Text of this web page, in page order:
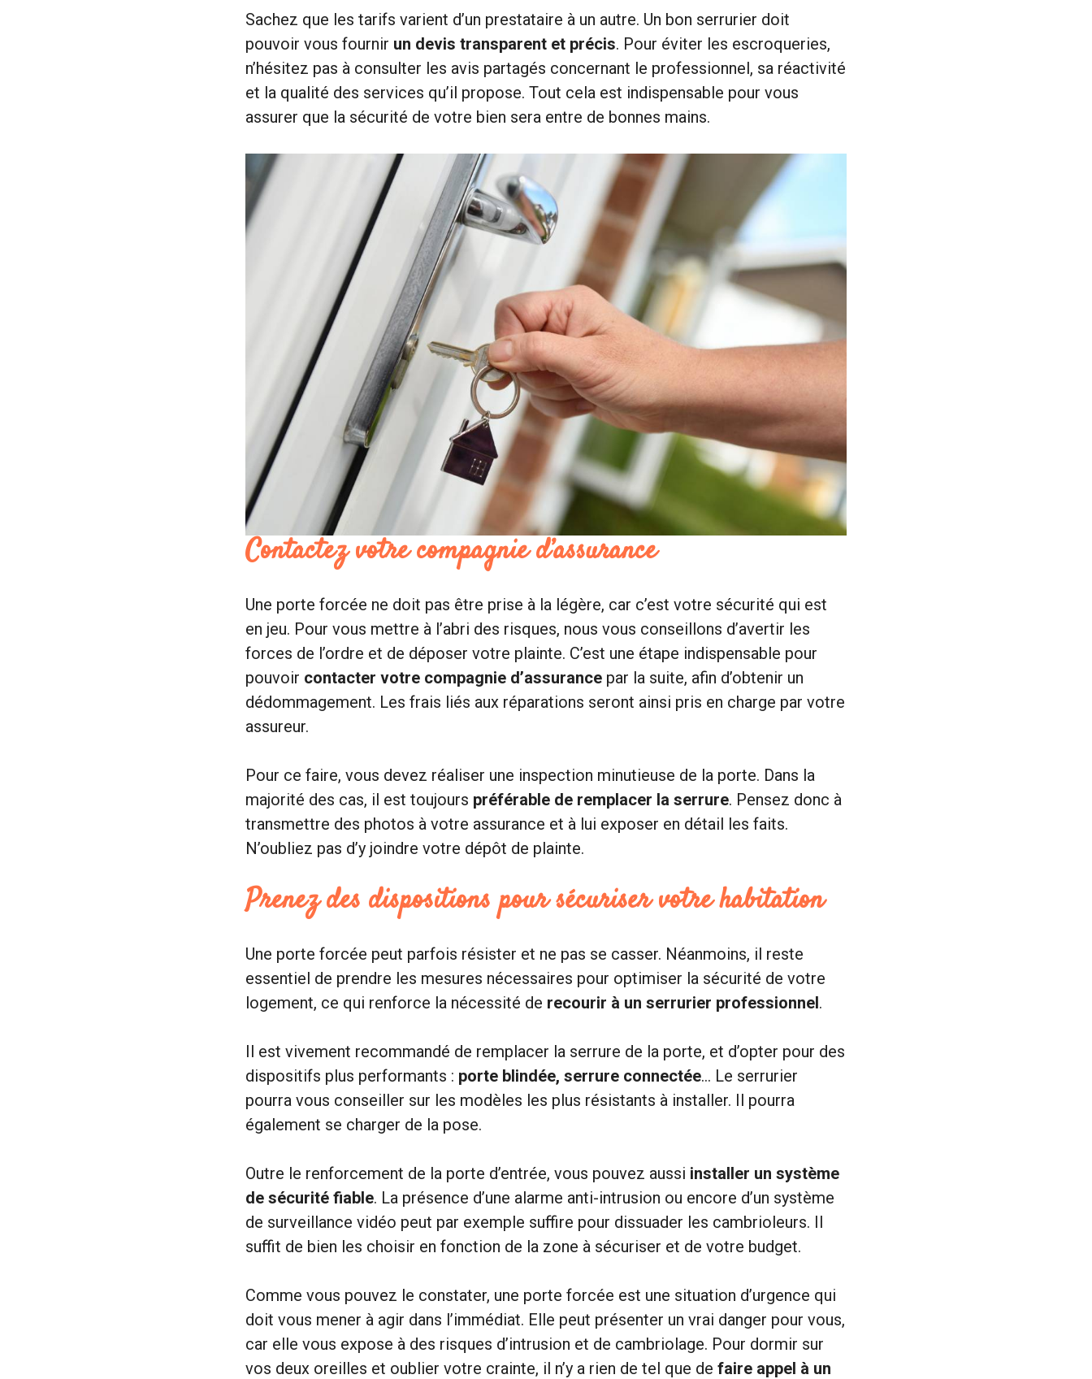
Sachez que les tarifs varient d’un prestataire à un autre. Un bon serrurier doit
pouvoir vous fournir un devis transparent et précis. Pour éviter les escroqueries,
n’hésitez pas à consulter les avis partagés concernant le professionnel, sa réactivité
et la qualité des services qu’il propose. Tout cela est indispensable pour vous
assurer que la sécurité de votre bien sera entre de bonnes mains.
Contactez votre compagnie d’assurance
Une porte forcée ne doit pas être prise à la légère, car c’est votre sécurité qui est
en jeu. Pour vous mettre à l’abri des risques, nous vous conseillons d’avertir les
forces de l’ordre et de déposer votre plainte. C’est une étape indispensable pour
pouvoir contacter votre compagnie d’assurance par la suite, afin d’obtenir un
dédommagement. Les frais liés aux réparations seront ainsi pris en charge par votre
assureur.
Pour ce faire, vous devez réaliser une inspection minutieuse de la porte. Dans la
majorité des cas, il est toujours préférable de remplacer la serrure. Pensez donc à
transmettre des photos à votre assurance et à lui exposer en détail les faits.
N’oubliez pas d’y joindre votre dépôt de plainte.
Prenez des dispositions pour sécuriser votre habitation
Une porte forcée peut parfois résister et ne pas se casser. Néanmoins, il reste
essentiel de prendre les mesures nécessaires pour optimiser la sécurité de votre
logement, ce qui renforce la nécessité de recourir à un serrurier professionnel.
Il est vivement recommandé de remplacer la serrure de la porte, et d’opter pour des
dispositifs plus performants : porte blindée, serrure connectée… Le serrurier
pourra vous conseiller sur les modèles les plus résistants à installer. Il pourra
également se charger de la pose.
Outre le renforcement de la porte d’entrée, vous pouvez aussi installer un système
de sécurité fiable. La présence d’une alarme anti-intrusion ou encore d’un système
de surveillance vidéo peut par exemple suffire pour dissuader les cambrioleurs. Il
suffit de bien les choisir en fonction de la zone à sécuriser et de votre budget.
Comme vous pouvez le constater, une porte forcée est une situation d’urgence qui
doit vous mener à agir dans l’immédiat. Elle peut présenter un vrai danger pour vous,
car elle vous expose à des risques d’intrusion et de cambriolage. Pour dormir sur
vos deux oreilles et oublier votre crainte, il n’y a rien de tel que de faire appel à un